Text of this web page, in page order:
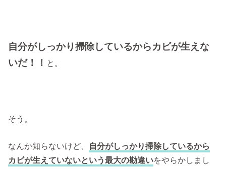
自分がしっかり掃除しているからカビが生えな
いだ！！ と。
そう。
なんか知らないけど、 自分がしっかり掃除しているから
カビが生えていないという最大の勘違いをやらかしまし